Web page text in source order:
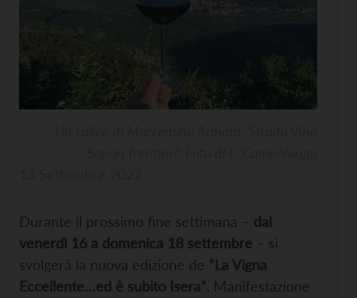
Durante il prossimo fine settimana – dal
venerdì 16 a domenica 18 settembre – si
svolgerà la nuova edizione de “La Vigna
Eccellente…ed è subito Isera”. Manifestazione